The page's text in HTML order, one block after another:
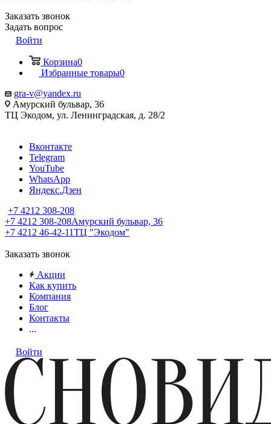
Заказать звонок
Задать вопрос
Войти
Корзина0
Избранные товары0
gra-v@yandex.ru
Амурский бульвар, 36
ТЦ Экодом, ул. Ленинградская, д. 28/2
Вконтакте
Telegram
YouTube
WhatsApp
Яндекс.Дзен
+7 4212 308-208
+7 4212 308-208Амурский бульвар, 36
+7 4212 46-42-11ТЦ "Экодом"
Заказать звонок
Акции
Как купить
Компания
Блог
Контакты
...
Войти